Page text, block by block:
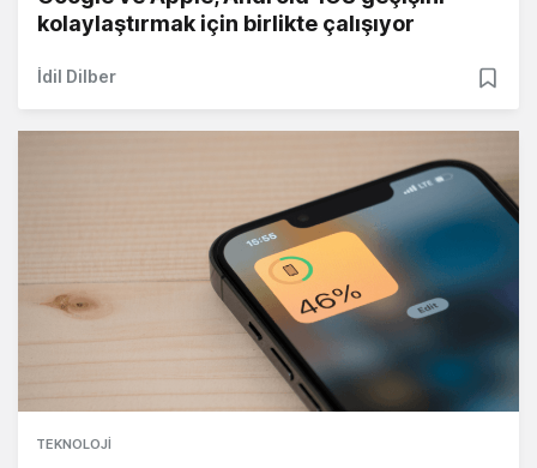
kolaylaştırmak için birlikte çalışıyor
İdil Dilber
TEKNOLOJI